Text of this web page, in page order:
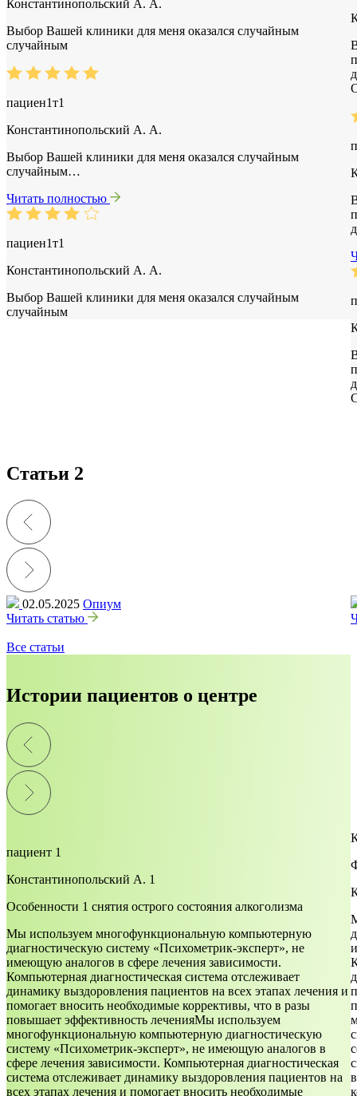
Константинопольский А. А.
Выбор Вашей клиники для меня оказался случайным
случайным
пациен1т1
Константинопольский А. А.
Выбор Вашей клиники для меня оказался случайным
случайным…
Читать полностью
пациен1т1
Константинопольский А. А.
Выбор Вашей клиники для меня оказался случайным
случайным
Статьи 2
02.05.2025 Опиум
Читать статью
Все статьи
Истории пациентов о центре
пациент 1
Константинопольский А. 1
Особенности 1 снятия острого состояния алкоголизма
Мы используем многофункциональную компьютерную
диагностическую систему «Психометрик-эксперт», не
имеющую аналогов в сфере лечения зависимости.
Компьютерная диагностическая система отслеживает
динамику выздоровления пациентов на всех этапах лечения и
помогает вносить необходимые коррективы, что в разы
повышает эффективность леченияМы используем
многофункциональную компьютерную диагностическую
систему «Психометрик-эксперт», не имеющую аналогов в
сфере лечения зависимости. Компьютерная диагностическая
система отслеживает динамику выздоровления пациентов на
всех этапах лечения и помогает вносить необходимые